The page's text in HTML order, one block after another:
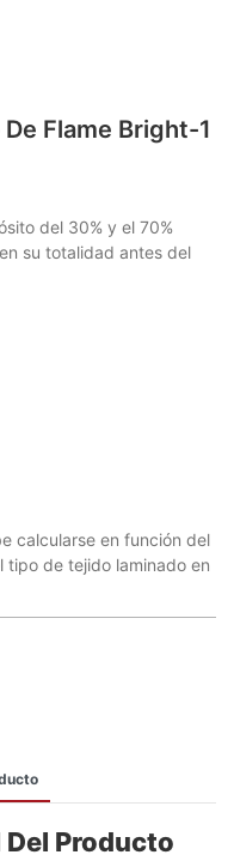
Flame Bright-1
del 30% y el 70%
su totalidad antes del
calcularse en función del
tipo de tejido laminado en
Producto